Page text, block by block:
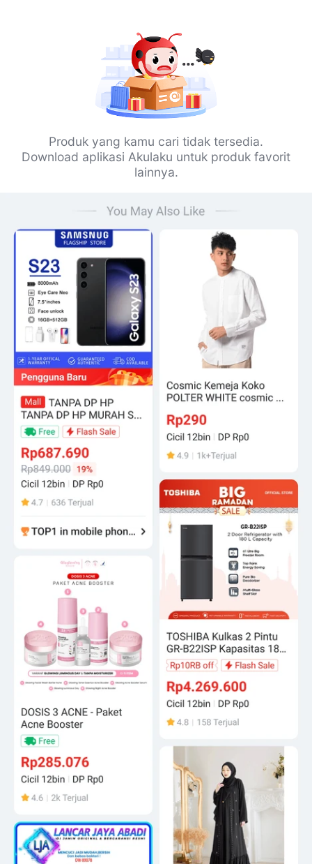
Produk yang kamu cari tidak tersedia.
Download aplikasi Akulaku untuk produk favorit
lainnya.